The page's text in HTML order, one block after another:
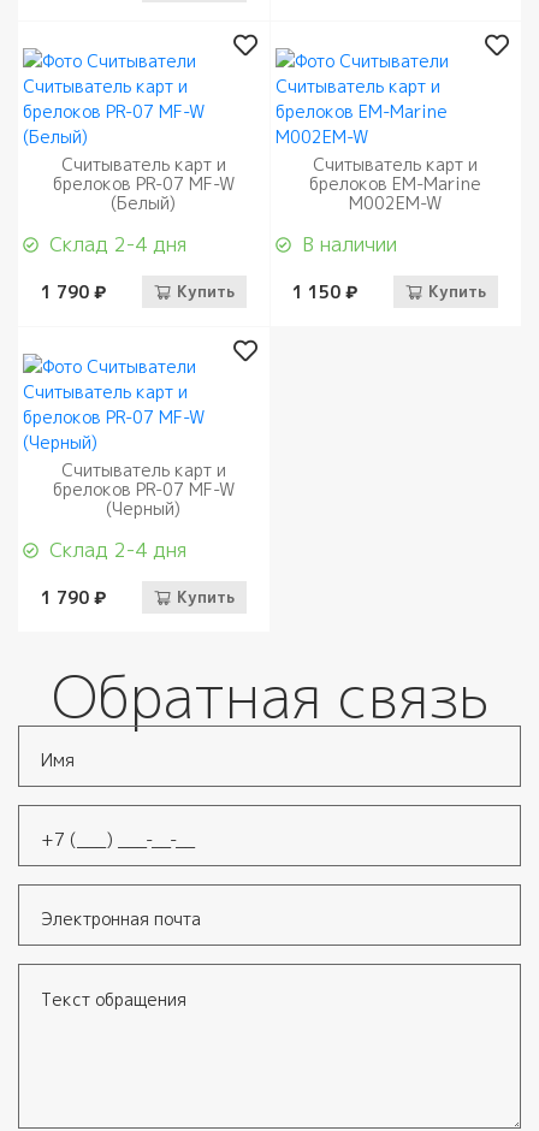
Считыватель карт и
брелоков PR-07 MF-W
(Белый)
Склад 2-4 дня
1 790 ₽ Купить
Считыватель карт и
брелоков EM-Marine
M002EM-W
В наличии
1 150 ₽ Купить
Считыватель карт и
брелоков PR-07 MF-W
(Черный)
Склад 2-4 дня
1 790 ₽ Купить
Обратная связь